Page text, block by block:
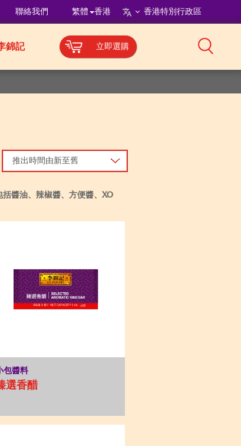
聯絡我們 繁體 香港 香港特別行政區
錦記 立即選購
推出時間由新至舊
醬油、辣椒醬、方便醬、XO
包醬料
選香醋